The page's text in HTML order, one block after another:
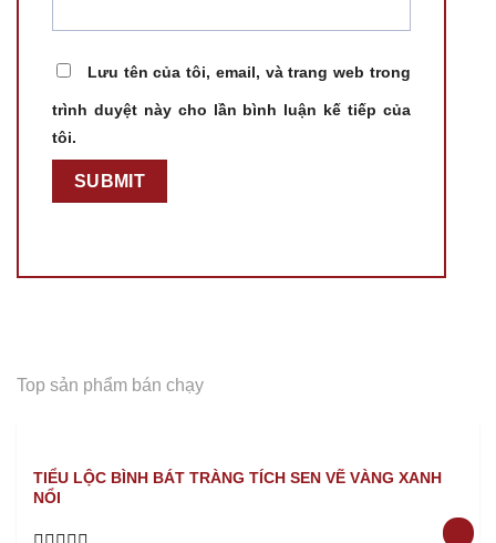
Lưu tên của tôi, email, và trang web trong
trình duyệt này cho lần bình luận kế tiếp của
tôi.
Top sản phẩm bán chạy
TIỂU LỘC BÌNH BÁT TRÀNG TÍCH SEN VẼ VÀNG XANH
NỔI